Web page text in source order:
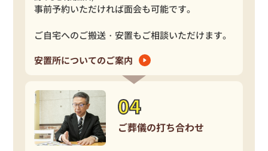
事前予約いただければ面会も可能です。
ご自宅へのご搬送・安置もご相談いただけます。
安置所についてのご案内
ご葬儀の打ち合わせ